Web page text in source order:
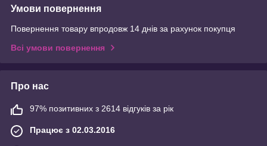
Умови повернення
Повернення товару впродовж 14 днів за рахунок покупця
Всі умови повернення
Про нас
97% позитивних з 2614 відгуків за рік
Працює з 02.03.2016